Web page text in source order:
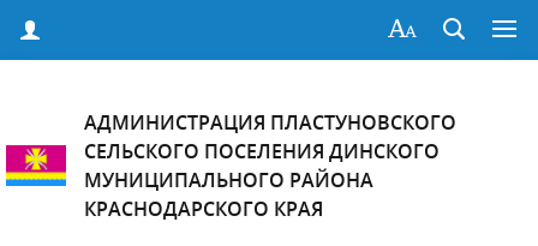
АДМИНИСТРАЦИЯ ПЛАСТУНОВСКОГО
СЕЛЬСКОГО ПОСЕЛЕНИЯ ДИНСКОГО
МУНИЦИПАЛЬНОГО РАЙОНА
КРАСНОДАРСКОГО КРАЯ